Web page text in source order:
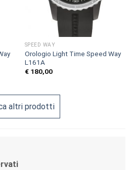
SPEED WAY
Orologio Light Time Speed Way
L161A
€180,00
altri prodotti